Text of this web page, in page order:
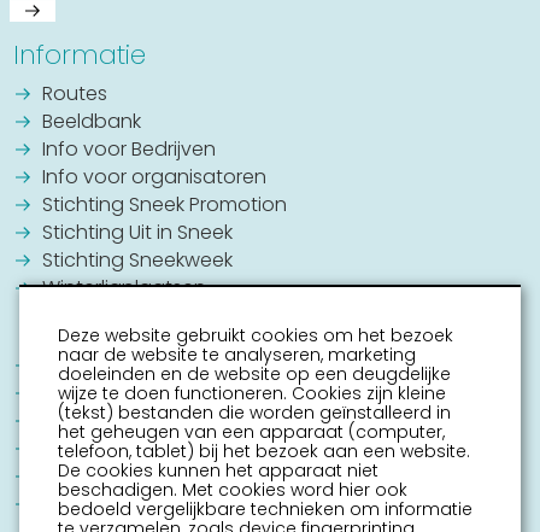
Informatie
Routes
Beeldbank
Info voor Bedrijven
Info voor organisatoren
Stichting Sneek Promotion
Stichting Uit in Sneek
Stichting Sneekweek
Winterligplaatsen
Jouw Sneek
Commissie Grachtenconcert
Oranje Vereniging Sneek
EHBO Hulpverlening Sneek
Contact
Vrijwilligers vacatures
Deze website gebruikt cookies om het bezoek
naar de website te analyseren, marketing
doeleinden en de website op een deugdelijke
wijze te doen functioneren. Cookies zijn kleine
(tekst) bestanden die worden geïnstalleerd in
het geheugen van een apparaat (computer,
telefoon, tablet) bij het bezoek aan een website.
De cookies kunnen het apparaat niet
beschadigen. Met cookies word hier ook
bedoeld vergelijkbare technieken om informatie